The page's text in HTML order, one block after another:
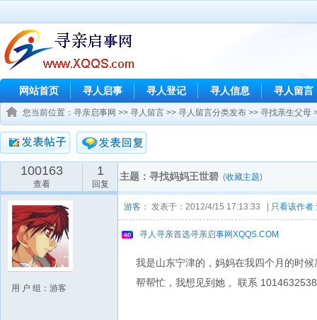
网站首页 寻人启事 寻人登记 寻人信息 寻人留言
您当前位置： 寻亲启事网 >> 寻人留言 >> 寻人留言分类发布 >> 寻找亲生父母
100163
查看
1
回复
主题：寻找妈妈王世碧 (收藏主题)
用 户 组：游客
游客： 发表于：2012/4/15 17:13:33 | 只看该作者
寻人寻亲首选寻亲启事网XQQS.COM
我是山东宁津的，妈妈在我四个月的时
帮帮忙，我想见到她 。联系